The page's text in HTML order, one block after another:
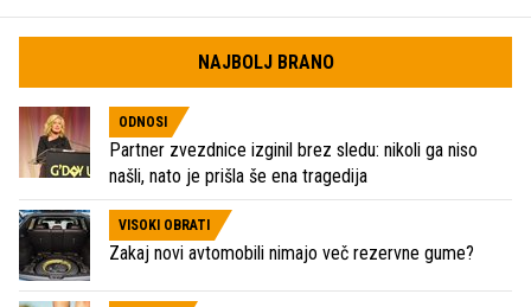
NAJBOLJ BRANO
ODNOSI
Partner zvezdnice izginil brez sledu: nikoli ga niso
našli, nato je prišla še ena tragedija
VISOKI OBRATI
Zakaj novi avtomobili nimajo več rezervne gume?